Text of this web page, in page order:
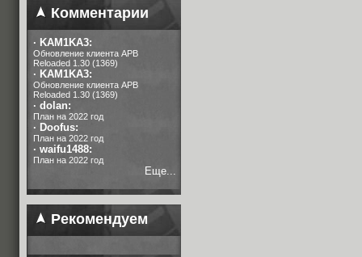
Комментарии
· KAM1KA3:
Обновление клиента APB
Reloaded 1.30 (1369)
· KAM1KA3:
Обновление клиента APB
Reloaded 1.30 (1369)
· dolan:
План на 2022 год
· Doofus:
План на 2022 год
· waifu1488:
План на 2022 год
Еще...
Рекомендуем